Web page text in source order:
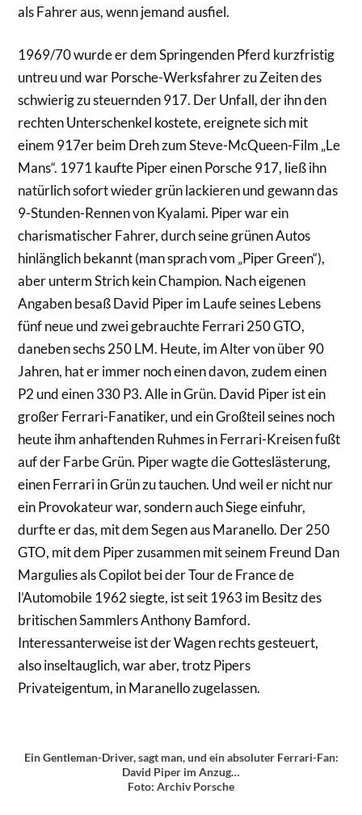
als Fahrer aus, wenn jemand ausfiel.
1969/70 wurde er dem Springenden Pferd kurzfristig
untreu und war Porsche-Werksfahrer zu Zeiten des
schwierig zu steuernden 917. Der Unfall, der ihn den
rechten Unterschenkel kostete, ereignete sich mit
einem 917er beim Dreh zum Steve-McQueen-Film „Le
Mans“. 1971 kaufte Piper einen Porsche 917, ließ ihn
natürlich sofort wieder grün lackieren und gewann das
9-Stunden-Rennen von Kyalami. Piper war ein
charismatischer Fahrer, durch seine grünen Autos
hinlänglich bekannt (man sprach vom „Piper Green“),
aber unterm Strich kein Champion. Nach eigenen
Angaben besaß David Piper im Laufe seines Lebens
fünf neue und zwei gebrauchte Ferrari 250 GTO,
daneben sechs 250 LM. Heute, im Alter von über 90
Jahren, hat er immer noch einen davon, zudem einen
P2 und einen 330 P3. Alle in Grün. David Piper ist ein
großer Ferrari-Fanatiker, und ein Großteil seines noch
heute ihm anhaftenden Ruhmes in Ferrari-Kreisen fußt
auf der Farbe Grün. Piper wagte die Gotteslästerung,
einen Ferrari in Grün zu tauchen. Und weil er nicht nur
ein Provokateur war, sondern auch Siege einfuhr,
durfte er das, mit dem Segen aus Maranello. Der 250
GTO, mit dem Piper zusammen mit seinem Freund Dan
Margulies als Copilot bei der Tour de France de
l’Automobile 1962 siegte, ist seit 1963 im Besitz des
britischen Sammlers Anthony Bamford.
Interessanterweise ist der Wagen rechts gesteuert,
also inseltauglich, war aber, trotz Pipers
Privateigentum, in Maranello zugelassen.
Ein Gentleman-Driver, sagt man, und ein absoluter Ferrari-Fan:
David Piper im Anzug…
Foto: Archiv Porsche